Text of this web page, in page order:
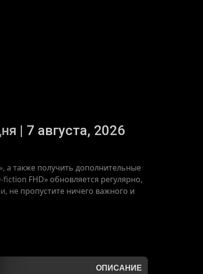
| 7 августа, 2026
а также получить дополнительные
FHD» обновляется регулярно,
не пропустите ничего важного и
ОПИСАНИЕ